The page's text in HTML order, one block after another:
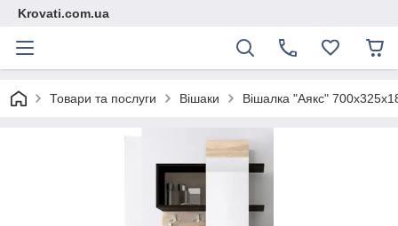
Krovati.com.ua
Товари та послуги Вішаки Вішалка "Аякс"